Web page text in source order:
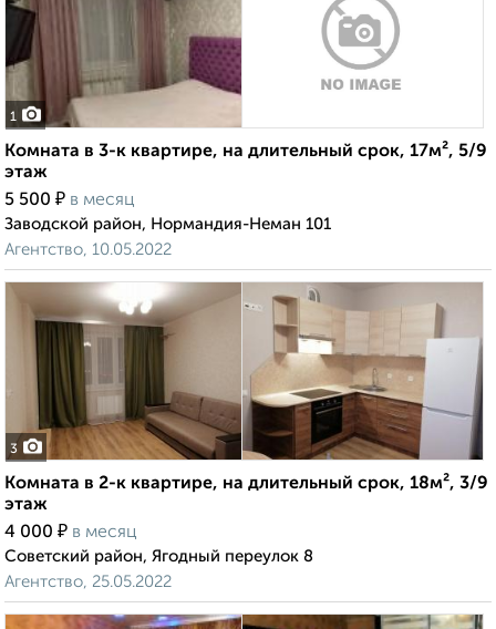
1
Комната в 3-к квартире, на длительный срок, 17м², 5/9
этаж
5 500 ₽ в месяц
Заводской район, Нормандия-Неман 101
Агентство, 10.05.2022
3
Комната в 2-к квартире, на длительный срок, 18м², 3/9
этаж
4 000 ₽ в месяц
Советский район, Ягодный переулок 8
Агентство, 25.05.2022